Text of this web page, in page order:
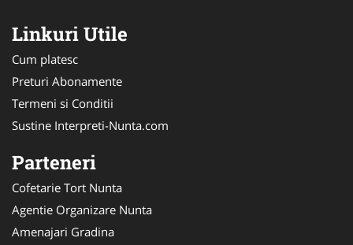
Linkuri Utile
Cum platesc
Preturi Abonamente
Termeni si Conditii
Sustine Interpreti-Nunta.com
Parteneri
Cofetarie Tort Nunta
Agentie Organizare Nunta
Amenajari Gradina